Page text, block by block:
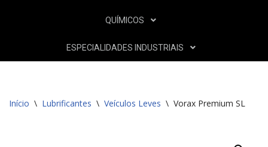
QUÍMICOS
ESPECIALIDADES INDUSTRIAIS
Início \ Lubrificantes \ Veículos Leves \ Vorax Premium SL